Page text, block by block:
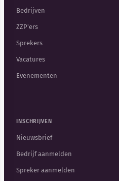
Bedrijven
ZZP'ers
Sprekers
Vacatures
Evenementen
INSCHRIJVEN
Nieuwsbrief
Bedrijf aanmelden
Spreker aanmelden